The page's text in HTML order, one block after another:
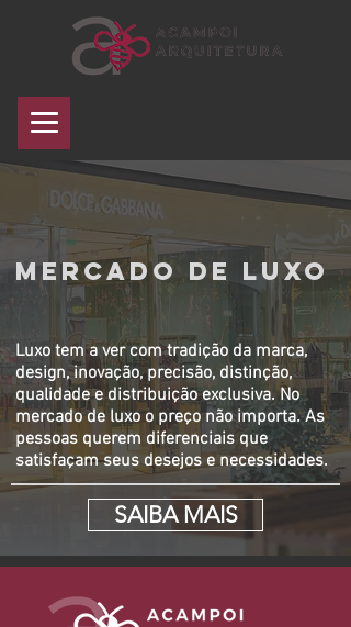
mercado de luxo
Luxo tem a ver com tradição da marca,
design, inovação, precisão, distinção,
qualidade e distribuição exclusiva. No
mercado de luxo o preço não importa. As
pessoas querem diferenciais que
satisfaçam seus desejos e necessidades.
SAIBA MAIS